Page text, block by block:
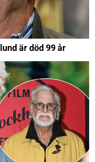
är död 99 år